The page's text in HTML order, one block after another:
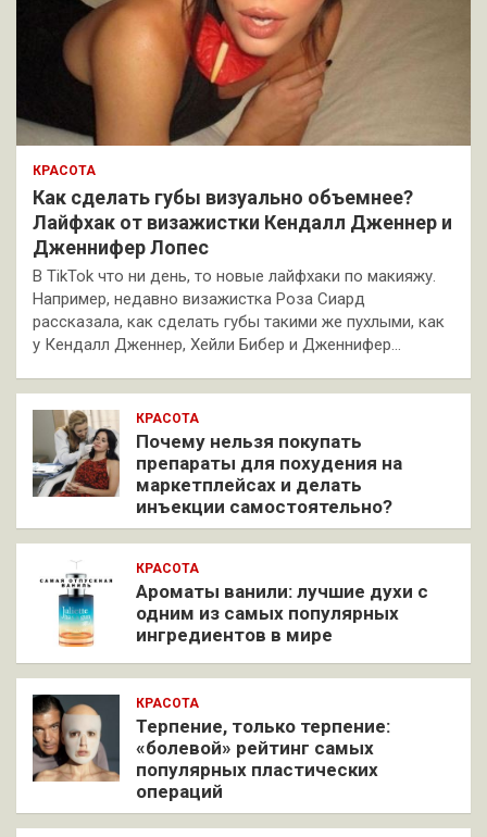
КРАСОТА
Как сделать губы визуально объемнее?
Лайфхак от визажистки Кендалл Дженнер и
Дженнифер Лопес
В TikTok что ни день, то новые лайфхаки по макияжу.
Например, недавно визажистка Роза Сиард
рассказала, как сделать губы такими же пухлыми, как
у Кендалл Дженнер, Хейли Бибер и Дженнифер…
КРАСОТА
Почему нельзя покупать
препараты для похудения на
маркетплейсах и делать
инъекции самостоятельно?
КРАСОТА
Ароматы ванили: лучшие духи с
одним из самых популярных
ингредиентов в мире
КРАСОТА
Терпение, только терпение:
«болевой» рейтинг самых
популярных пластических
операций